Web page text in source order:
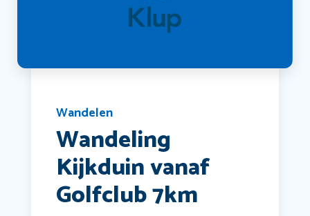
Wandelen
Wandeling
Kijkduin vanaf
Golfclub 7km